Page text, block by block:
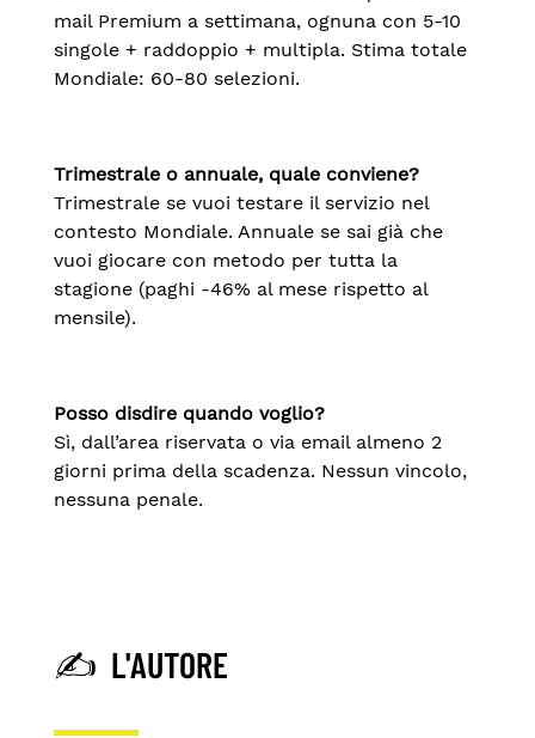
mail Premium a settimana, ognuna con 5-10
singole + raddoppio + multipla. Stima totale
Mondiale: 60-80 selezioni.
Trimestrale o annuale, quale conviene?
Trimestrale se vuoi testare il servizio nel
contesto Mondiale. Annuale se sai già che
vuoi giocare con metodo per tutta la
stagione (paghi -46% al mese rispetto al
mensile).
Posso disdire quando voglio?
Sì, dall’area riservata o via email almeno 2
giorni prima della scadenza. Nessun vincolo,
nessuna penale.
✍️ L'AUTORE